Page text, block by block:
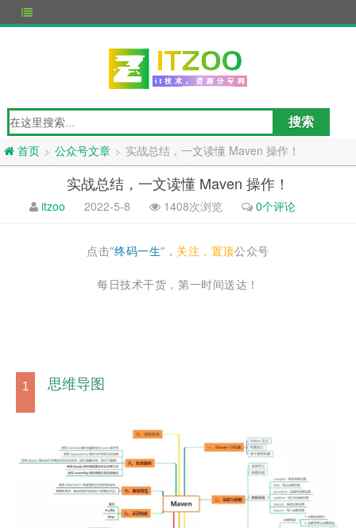
首页 > 公众号文章 > 实战总结，一文读懂 Maven 操作！
实战总结，一文读懂 Maven 操作！
itzoo 2022-5-8 1408次浏览 0个评论
点击“终码一生”， 关注，置顶公众号
每日技术干货，第一时间送达！
1 思维导图